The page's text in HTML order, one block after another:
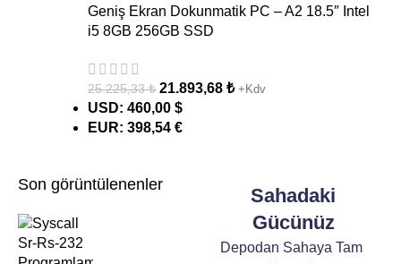
Son görüntülenenler
Sahadaki
Gücünüz
Depodan Sahaya Tam
Geniş Ekran Dokunmatik PC – A2 18.5″ Intel
i5 8GB 256GB SSD
25.225,33₺ 21.893,68₺ +Kdv
USD:460,00 $
EUR:398,54 €